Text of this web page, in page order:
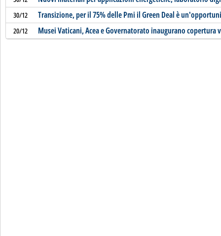
30/12 Transizione, per il 75% delle Pmi il Green Deal è
20/12 Musei Vaticani, Acea e Governatorato inaugurano